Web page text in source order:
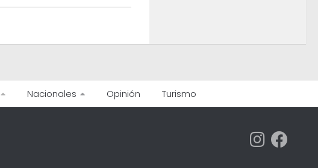
Nacionales Opinión Turismo